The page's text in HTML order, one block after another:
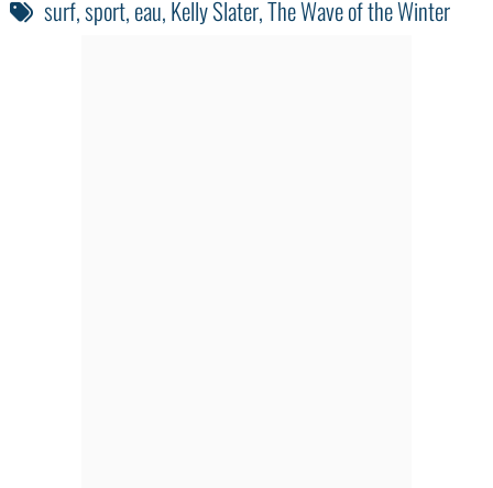
surf,sport,eau,Kelly Slater,The Wave of the Winter